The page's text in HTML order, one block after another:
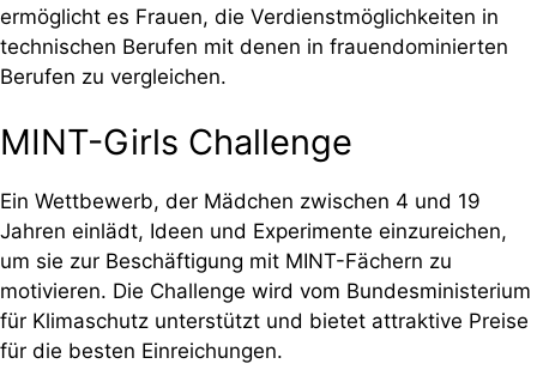
ermöglicht es Frauen, die Verdienstmöglichkeiten in
technischen Berufen mit denen in frauendominierten
Berufen zu vergleichen.
MINT-Girls Challenge
Ein Wettbewerb, der Mädchen zwischen 4 und 19
Jahren einlädt, Ideen und Experimente einzureichen,
um sie zur Beschäftigung mit MINT-Fächern zu
motivieren. Die Challenge wird vom Bundesministerium
für Klimaschutz unterstützt und bietet attraktive Preise
für die besten Einreichungen.